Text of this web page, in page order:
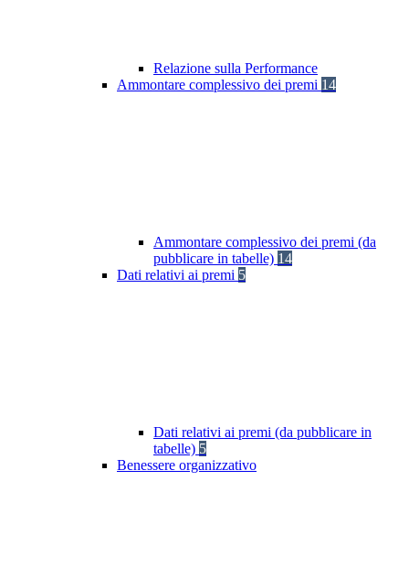
Relazione sulla Performance
Ammontare complessivo dei premi 14
Ammontare complessivo dei premi (da
pubblicare in tabelle) 14
Dati relativi ai premi 5
Dati relativi ai premi (da pubblicare in
tabelle) 5
Benessere organizzativo